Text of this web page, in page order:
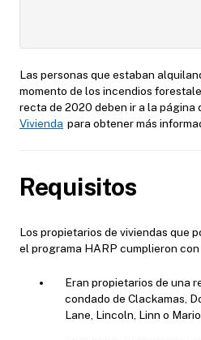
Las personas que estaban
momento de los incendios
recta de 2020 deben ir a la página
Vivienda para obtener más
Requisitos
Los propietarios de viviendas que
el programa HARP cumplieron
Eran propietarios de una
condado de Clackamas,
Lane, Lincoln, Linn o